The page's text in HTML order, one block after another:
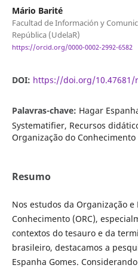
Mário Barité
Facultad de Información y
República (UdelaR)
https://orcid.org/0000-0002-2992-6582
DOI: https://doi.org/10.47681/
Palavras-chave: Hagar
Systematifier, Recursos
Organização do Conhecimento
Resumo
Nos estudos da Organização e
Conhecimento (ORC),
contextos do tesauro e da
brasileiro, destacamos a
Espanha Gomes.